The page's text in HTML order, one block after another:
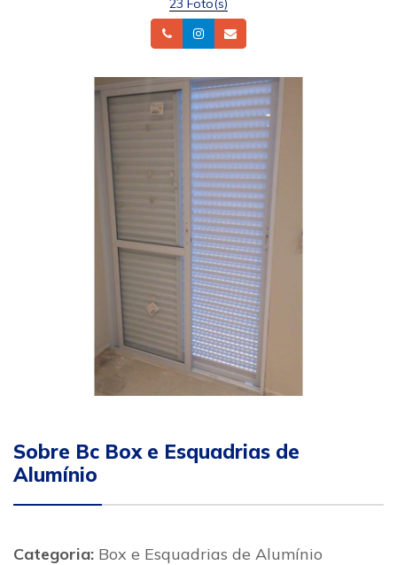
23 Foto(s)
TelefoneInstagram
Sobre Bc Box e Esquadrias de
Alumínio
Categoria: Box e Esquadrias de Alumínio